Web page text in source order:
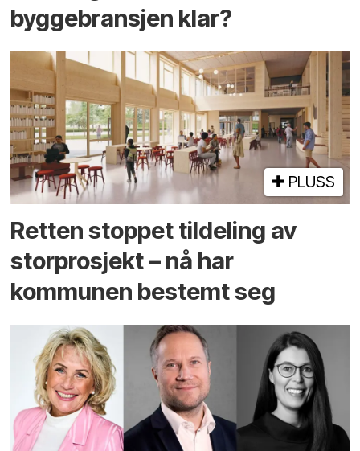
byggebransjen klar?
PLUSS
Retten stoppet tildeling av
storprosjekt – nå har
kommunen bestemt seg